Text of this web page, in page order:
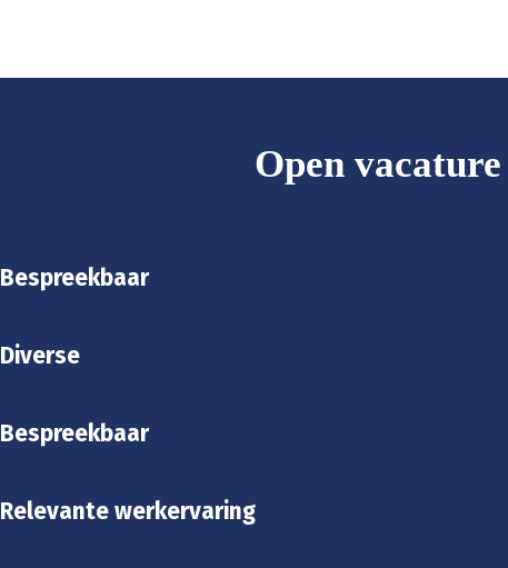
Open vacature
Bespreekbaar
Diverse
Bespreekbaar
Relevante werkervaring